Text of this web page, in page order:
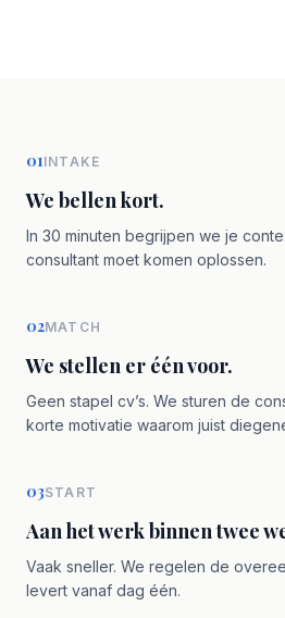
01INTAKE
We bellen kort.
In 30 minuten begrijpen we je
consultant moet komen oplossen.
02MATCH
We stellen er één voor.
Geen stapel cv’s. We sturen de
korte motivatie waarom juist
03START
Aan het werk binnen twee
Vaak sneller. We regelen de
levert vanaf dag één.